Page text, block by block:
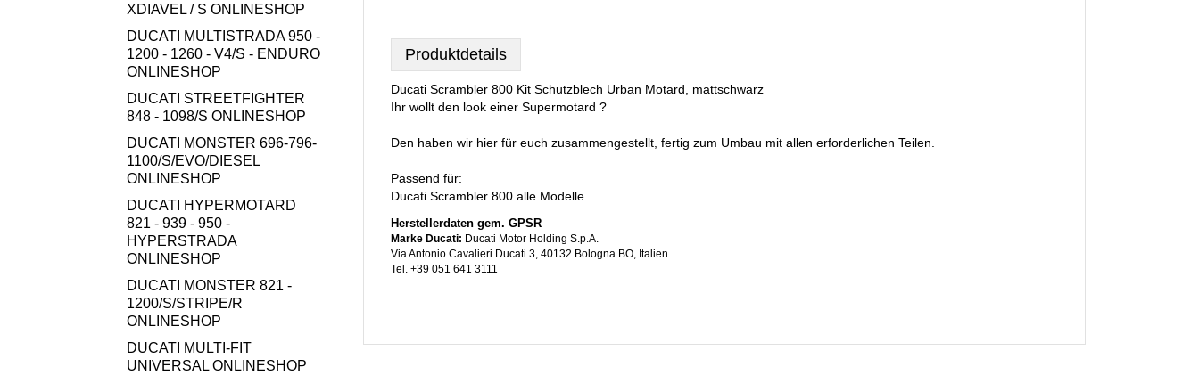
XDIAVEL / S ONLINESHOP
DUCATI MULTISTRADA 950 -
1200 - 1260 - V4/S - ENDURO
ONLINESHOP
DUCATI STREETFIGHTER
848 - 1098/S ONLINESHOP
DUCATI MONSTER 696-796-
1100/S/EVO/DIESEL
ONLINESHOP
DUCATI HYPERMOTARD
821 - 939 - 950 -
HYPERSTRADA
ONLINESHOP
DUCATI MONSTER 821 -
1200/S/STRIPE/R
ONLINESHOP
DUCATI MULTI-FIT
UNIVERSAL ONLINESHOP
Produktdetails
Ducati Scrambler 800 Kit Schutzblech Urban Motard, mattschwarz
Ihr wollt den look einer Supermotard ?
Den haben wir hier für euch zusammengestellt, fertig zum Umbau mit allen erforderlichen Teilen.
Passend für:
Ducati Scrambler 800 alle Modelle
Herstellerdaten gem. GPSR
Marke Ducati: Ducati Motor Holding S.p.A.
Via Antonio Cavalieri Ducati 3, 40132 Bologna BO, Italien
Tel. +39 051 641 3111